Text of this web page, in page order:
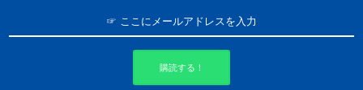
購読する！